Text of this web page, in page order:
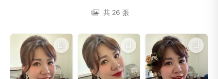
共 26 張